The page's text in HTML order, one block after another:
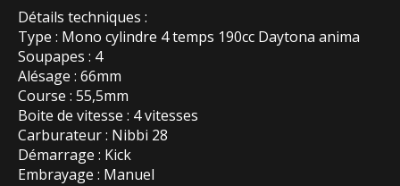
Détails techniques :
Type : Mono cylindre 4 temps 190cc Daytona anima
Soupapes : 4
Alésage : 66mm
Course : 55,5mm
Boite de vitesse : 4 vitesses
Carburateur : Nibbi 28
Démarrage : Kick
Embrayage : Manuel